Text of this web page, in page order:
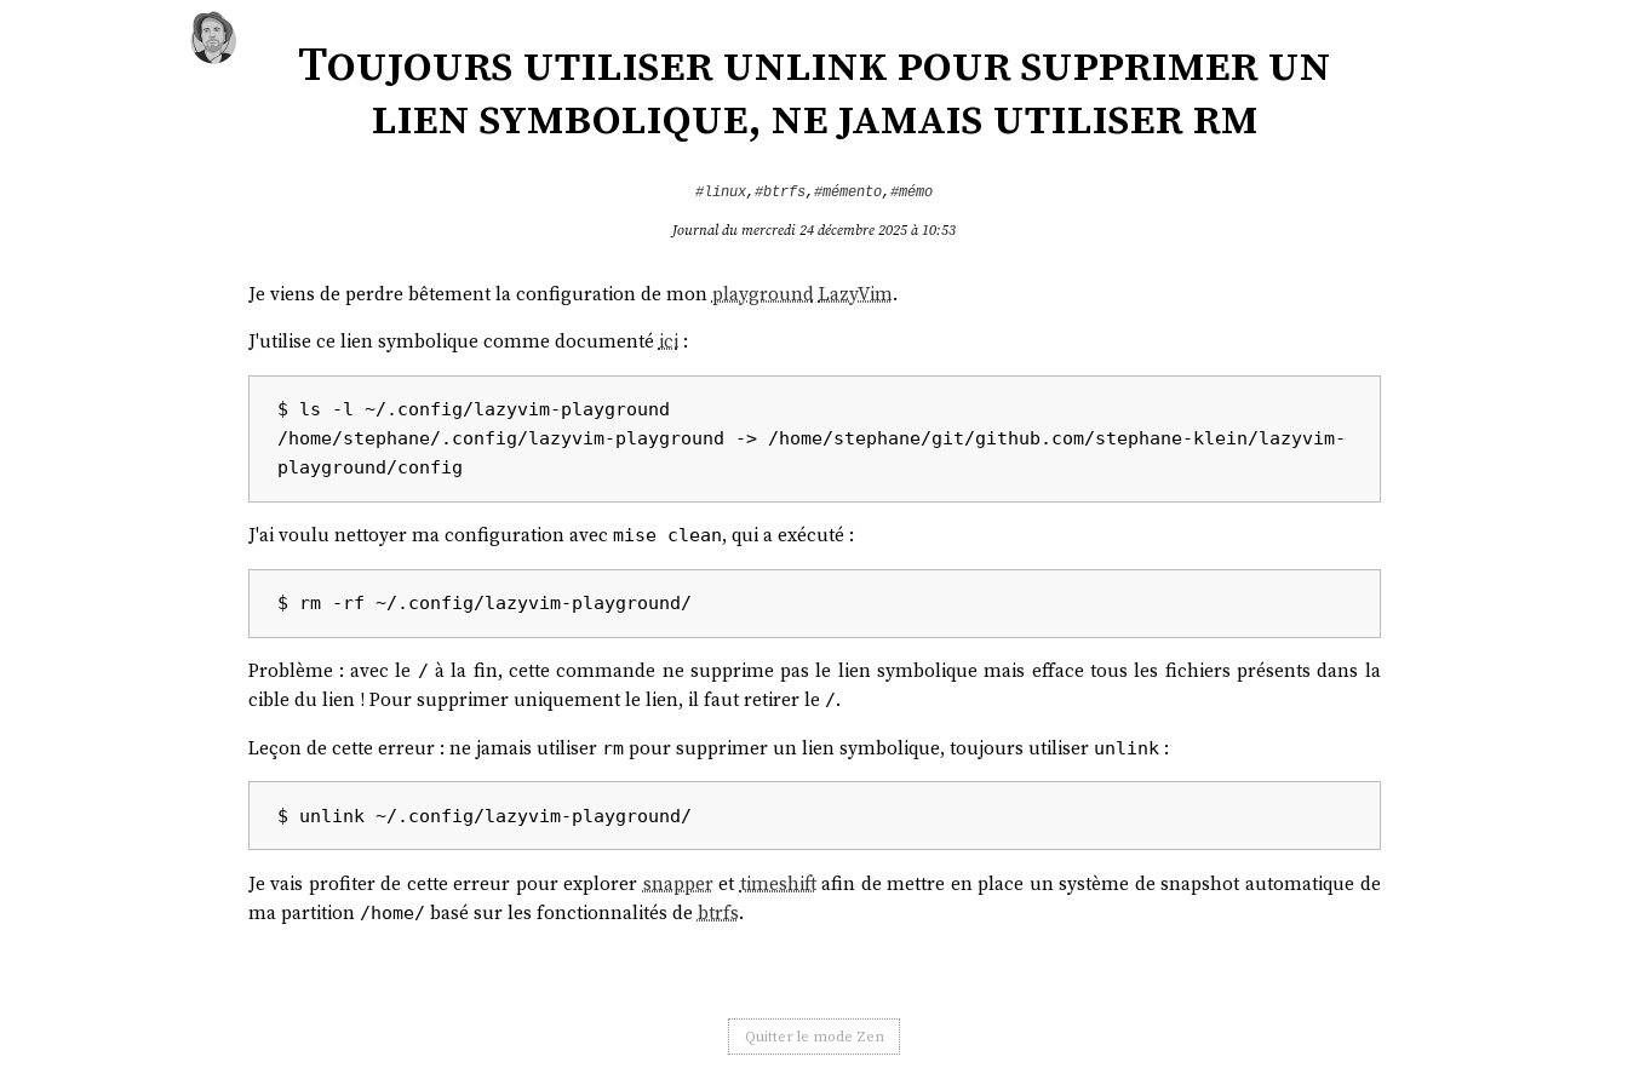
Toujours utiliser unlink pour supprimer un
lien symbolique, ne jamais utiliser rm
#linux, #btrfs, #mémento, #mémo
Journal du mercredi 24 décembre 2025 à 10:53
Je viens de perdre bêtement la configuration de monplayground LazyVim.
J'utilise ce lien symbolique comme documentéici:
$ ls -l ~/.config/lazyvim-playground
/home/stephane/.config/lazyvim-playground -> /home/stephane/git/github.com/stephane-klein/lazyvim-
J'ai voulu nettoyer ma configuration avec mise clean, qui a exécuté :
Problème : avec le / à la fin, cette commande ne supprime pas le lien symbolique mais efface tous les fichiers présents dans la
cible du lien ! Pour supprimer uniquement le lien, il faut retirer le /.
Leçon de cette erreur : ne jamais utiliser rmpour supprimer un lien symbolique, toujours utiliser unlink:
Je vais profiter de cette erreur pour explorer snapperettimeshiftafin de mettre en place un système de snapshot automatique de
ma partition /home/ basé sur les fonctionnalités de btrfs.
Quitter le mode Zen